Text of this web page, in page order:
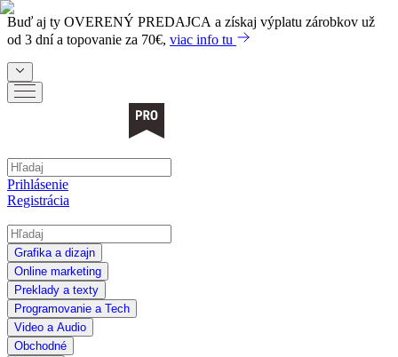
Buď aj ty OVERENÝ PREDAJCA a získaj výplatu zárobkov už
od 3 dní a topovanie za 70€, viac info tu
Prihlásenie
Registrácia
Grafika a dizajn
Online marketing
Preklady a texty
Programovanie a Tech
Video a Audio
Obchodné